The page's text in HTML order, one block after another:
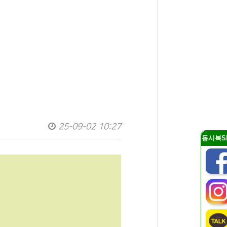
25-09-02 10:27
동시복